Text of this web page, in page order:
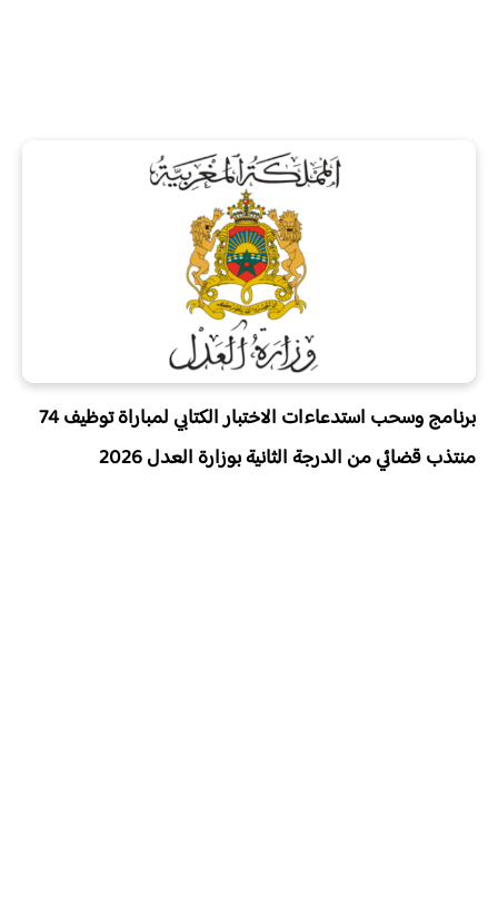
برنامج وسحب استدعاءات الاختبار الكتابي لمباراة توظيف 74
منتذب قضائي من الدرجة الثانية بوزارة العدل 2026